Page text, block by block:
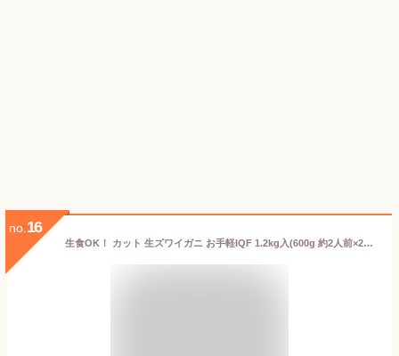
no. 16
生食OK！ カット 生ズワイガニ お手軽IQF 1.2kg入(600g 約2人前×2個セット) ロシア産 送料無料 かに カニ 蟹 お刺身 でも カニ鍋 でも